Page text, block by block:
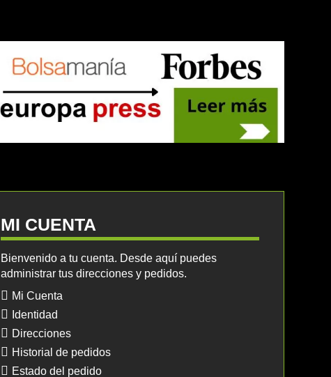
MI CUENTA
Bienvenido a tu cuenta. Desde aquí puedes
administrar tus direcciones y pedidos.
Mi Cuenta
Identidad
Direcciones
Historial de pedidos
Estado del pedido